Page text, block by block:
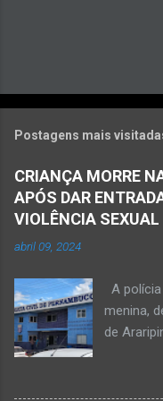
Postagens mais
CRIANÇA MORRE
APÓS DAR
VIOLÊNCIA SEXUAL
abril 09, 2024
A
menina,
de
morte a
feira (8),